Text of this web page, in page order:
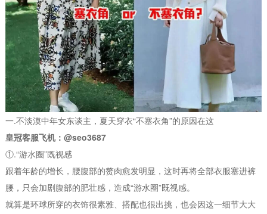
一.不淡漠中年女东谈主，夏天穿衣“不塞衣角”的原因在这
皇冠客服飞机：@seo3687
①.“游水圈”既视感
跟着年龄的增长，腰腹部的赘肉愈发明显，这时再将全部衣服塞进裤
腰，只会加剧腹部的肥壮感，造成“游水圈”既视感。
就算是环球所穿的衣饰很素雅、搭配也很出挑，也会因这一细节大大